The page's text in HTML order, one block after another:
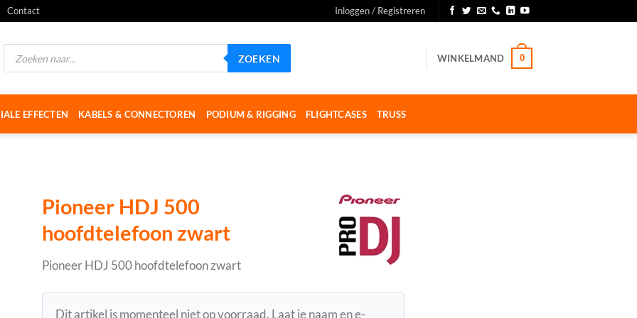
Contact Inloggen / Registreren
Producten
zoeken
ZOEKEN WINKELMAND 0
EFFECTEN KABELS & CONNECTOREN PODIUM & RIGGING FLIGHTCASES TRUSS
Pioneer HDJ 500
hoofdtelefoon zwart
Pioneer HDJ 500 hoofdtelefoon zwart
Dit artikel is momenteel niet op voorraad. Laat je naam en e-